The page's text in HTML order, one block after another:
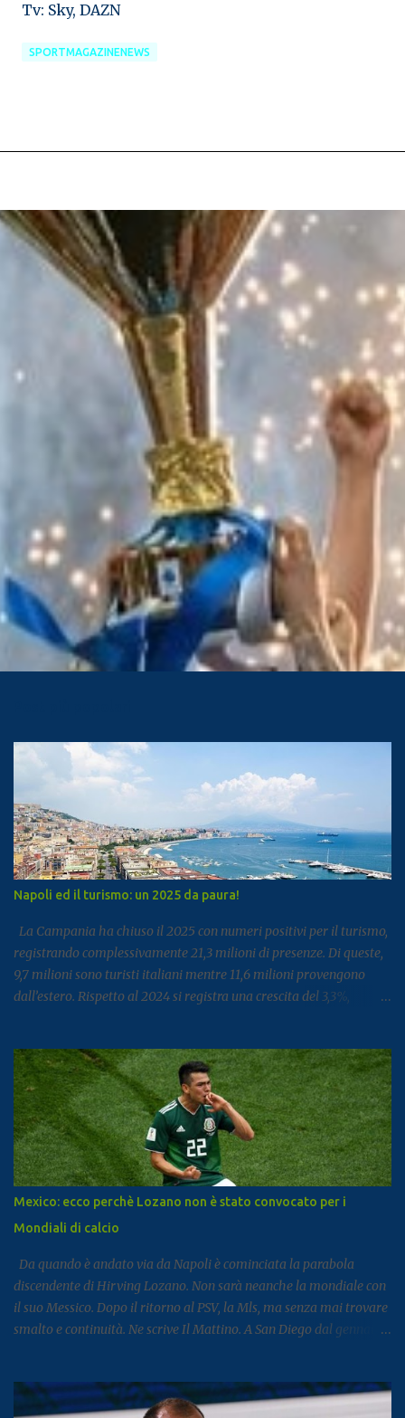
Tv: Sky, DAZN
SPORTMAGAZINENEWS
Napoli ed il turismo: un 2025 da paura!
La Campania ha chiuso il 2025 con numeri positivi per il turismo,
registrando complessivamente 21,3 milioni di presenze. Di queste,
9,7 milioni sono turisti italiani mentre 11,6 milioni provengono
dall’estero. Rispetto al 2024 si registra una crescita del 3,3%,
dedicato al turismo, pubblicato come di consueto con alcuni mesi
di ritardo ma utile per fotografare l’andamento complessivo del
comparto nella regione. Napoli e Sorrento trainano il settore: Tra
le principali destinazioni spicca Napoli, che con 3,8 milioni di
presenze si posiziona al dodicesimo posto tra le mete turistiche
italiane, risultando la città con il miglior risultato nel
Mezzogiorno. Subito dopo si colloca Sorrento, che ha registrato 2,8
milioni di presenze e continua a distinguersi anche per alcuni dati
particolari. Circa il 90% dei visitatori della località costiera
proviene infatt...
Mexico: ecco perchè Lozano non è stato convocato per i
Mondiali di calcio
Da quando è andato via da Napoli è cominciata la parabola
discendente di Hirving Lozano. Non sarà neanche la mondiale con
il suo Messico. Dopo il ritorno al PSV, la Mls, ma senza mai trovare
smalto e continuità. Ne scrive Il Mattino. A San Diego dal gennaio
all’anno ) fino almeno al 2028. L’impatto non era stato cattivo: 9